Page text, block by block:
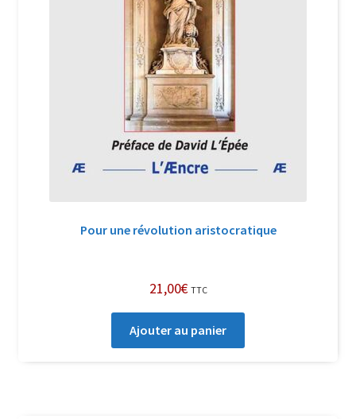
Pour une révolution aristocratique
21,00€ TTC
Ajouter au panier